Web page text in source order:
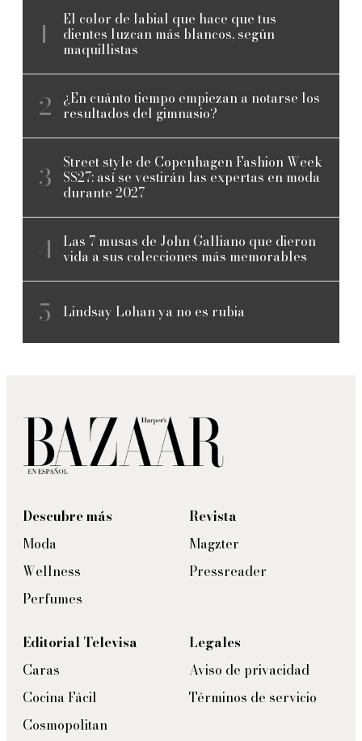
El color de labial que hace que tus
dientes luzcan más blancos, según
maquillistas
¿En cuánto tiempo empiezan a notarse los
resultados del gimnasio?
Street style de Copenhagen Fashion Week
SS27: así se vestirán las expertas en moda
durante 2027
Las 7 musas de John Galliano que dieron
vida a sus colecciones más memorables
Lindsay Lohan ya no es rubia
Descubre más
Moda
Wellness
Perfumes
Revista
Magzter
Pressreader
Editorial Televisa
Caras
Cocina Fácil
Cosmopolitan
Legales
Aviso de privacidad
Términos de servicio